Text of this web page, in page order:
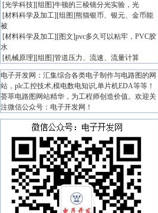
[光学科技][组图]牛顿的三棱镜分光实验，光
[材料科学及加工][组图]熊猫银币、银元、金币能
被
[材料科学及加工][图文]pvc多久可以粘牢，PVC胶
水
[机械原理][组图]管道压力、流速、流量计算
电子开发网：汇集综合各类电子制作与电路图的网
站，plc工控技术,模电数电知识,单片机EDA等等！
荟萃电路图网站精华，为工程师创造价值。欢迎关
注微信公众号：电子开发网！